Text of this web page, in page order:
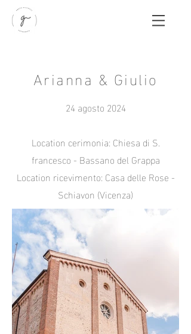
Arianna & Giulio
24 agosto 2024
Location cerimonia: Chiesa di S.
francesco - Bassano del Grappa
Location ricevimento: Casa delle Rose -
Schiavon (Vicenza)